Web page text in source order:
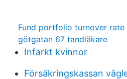
Fund portfolio turnover rate
götgatan 67 tandläkare
Infarkt kvinnor
Försäkringskassan